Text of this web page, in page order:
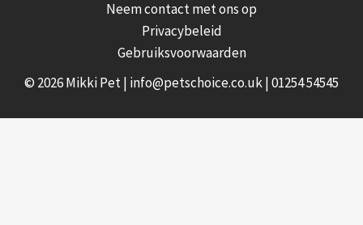
Neem contact met ons op
Privacybeleid
Gebruiksvoorwaarden
© 2026 Mikki Pet | info@petschoice.co.uk|01254 54545